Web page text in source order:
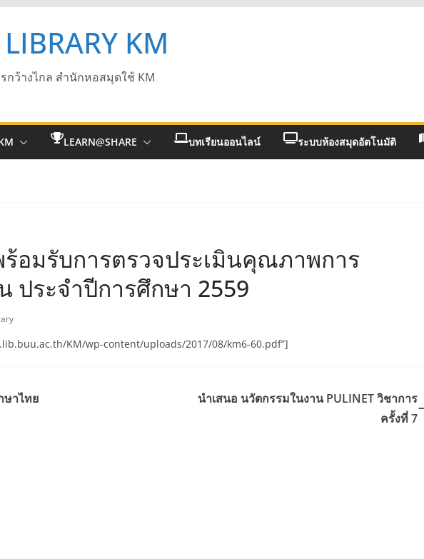
KM
กว้างไกล สำนักหอสมุดใช้ KM
LEARN@SHARE บทเรียนออนไลน์ ระบบห้องสมุดอัตโนมัติ
ร้อมรับการตรวจประเมินคุณภาพการ
ประจำปีการศึกษา 2559
KM/wp-content/uploads/2017/08/km6-60.pdf”]
ษาไทย
นำเสนอ นวัตกรรมในงาน PULINET วิชาการ
ครั้งที่ 7